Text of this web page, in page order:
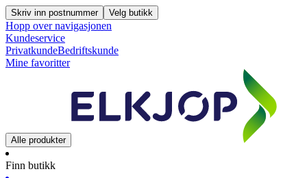
Skriv inn postnummer Velg butikk
Hopp over navigasjonen
Kundeservice
PrivatkundeBedriftskunde
Mine favoritter
Alle produkter
Finn butikk